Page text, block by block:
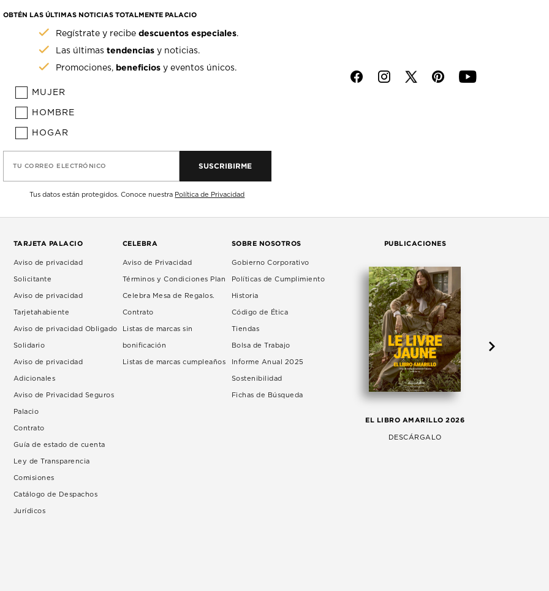
OBTÉN LAS ÚLTIMAS NOTICIAS TOTALMENTE PALACIO
Regístrate y recibedescuentos especiales.
Las últimastendencias y noticias.
Promociones, beneficios y eventos únicos.
MUJER
HOMBRE
HOGAR
TU CORREO ELECTRÓNICO SUSCRIBIRME
Tus datos están protegidos. Conoce nuestra Política de Privacidad
f i p y
TARJETA PALACIO
Aviso de privacidad
Solicitante
Aviso de privacidad
Tarjetahabiente
Aviso de privacidad Obligado
Solidario
Aviso de privacidad
Adicionales
Aviso de Privacidad Seguros
Palacio
Contrato
Guía de estado de cuenta
Ley de Transparencia
Comisiones
Catálogo de Despachos
Jurídicos
CELEBRA
Aviso de Privacidad
Términos y Condiciones Plan
Celebra Mesa de Regalos.
Contrato
Listas de marcas sin
bonificación
Listas de marcas cumpleaños
SOBRE NOSOTROS
Gobierno Corporativo
Políticas de Cumplimiento
Historia
Código de Ética
Tiendas
Bolsa de Trabajo
Informe Anual 2025
Sostenibilidad
Fichas de Búsqueda
PUBLICACIONES
EL LIBRO AMARILLO 2026
DESCÁRGALO